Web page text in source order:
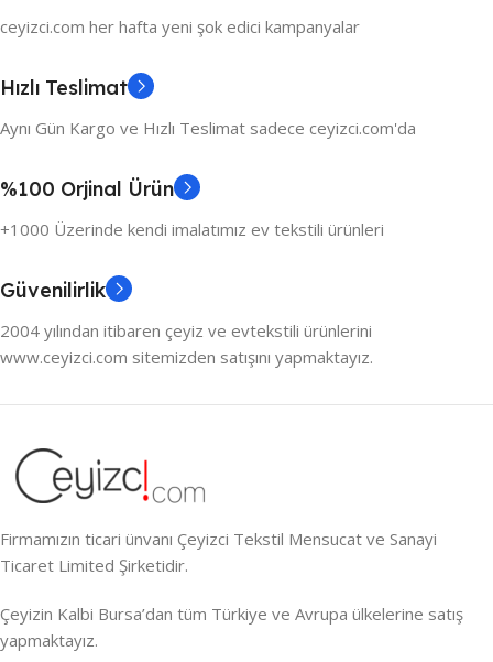
ceyizci.com her hafta yeni şok edici kampanyalar
Hızlı Teslimat
Aynı Gün Kargo ve Hızlı Teslimat sadece ceyizci.com'da
%100 Orjinal Ürün
+1000 Üzerinde kendi imalatımız ev tekstili ürünleri
Güvenilirlik
2004 yılından itibaren çeyiz ve evtekstili ürünlerini
www.ceyizci.com sitemizden satışını yapmaktayız.
Firmamızın ticari ünvanı Çeyizci Tekstil Mensucat ve Sanayi
Ticaret Limited Şirketidir.
Çeyizin Kalbi Bursa’dan tüm Türkiye ve Avrupa ülkelerine satış
yapmaktayız.